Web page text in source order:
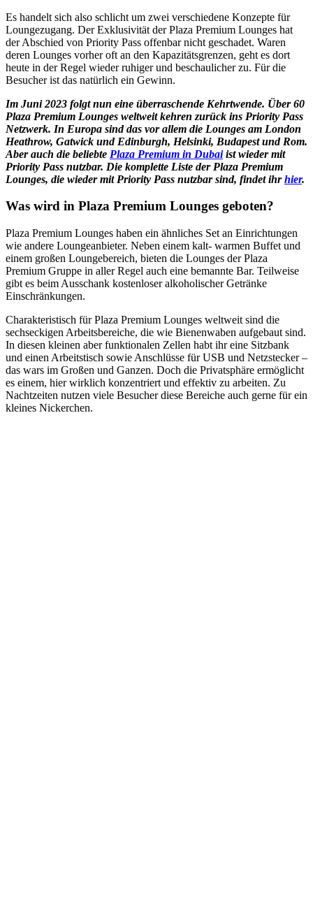
Es handelt sich also schlicht um zwei verschiedene Konzepte für
Loungezugang. Der Exklusivität der Plaza Premium Lounges hat
der Abschied von Priority Pass offenbar nicht geschadet. Waren
deren Lounges vorher oft an den Kapazitätsgrenzen, geht es dort
heute in der Regel wieder ruhiger und beschaulicher zu. Für die
Besucher ist das natürlich ein Gewinn.
Im Juni 2023 folgt nun eine überraschende Kehrtwende. Über 60
Plaza Premium Lounges weltweit kehren zurück ins Priority Pass
Netzwerk. In Europa sind das vor allem die Lounges am London
Heathrow, Gatwick und Edinburgh, Helsinki, Budapest und Rom.
Aber auch die beliebte Plaza Premium in Dubaiist wieder mit
Priority Pass nutzbar. Die komplette Liste der Plaza Premium
Lounges, die wieder mit Priority Pass nutzbar sind, findet ihrhier.
Was wird in Plaza Premium Lounges geboten?
Plaza Premium Lounges haben ein ähnliches Set an Einrichtungen
wie andere Loungeanbieter. Neben einem kalt- warmen Buffet und
einem großen Loungebereich, bieten die Lounges der Plaza
Premium Gruppe in aller Regel auch eine bemannte Bar. Teilweise
gibt es beim Ausschank kostenloser alkoholischer Getränke
Einschränkungen.
Charakteristisch für Plaza Premium Lounges weltweit sind die
sechseckigen Arbeitsbereiche, die wie Bienenwaben aufgebaut sind.
In diesen kleinen aber funktionalen Zellen habt ihr eine Sitzbank
und einen Arbeitstisch sowie Anschlüsse für USB und Netzstecker –
das wars im Großen und Ganzen. Doch die Privatsphäre ermöglicht
es einem, hier wirklich konzentriert und effektiv zu arbeiten. Zu
Nachtzeiten nutzen viele Besucher diese Bereiche auch gerne für ein
kleines Nickerchen.